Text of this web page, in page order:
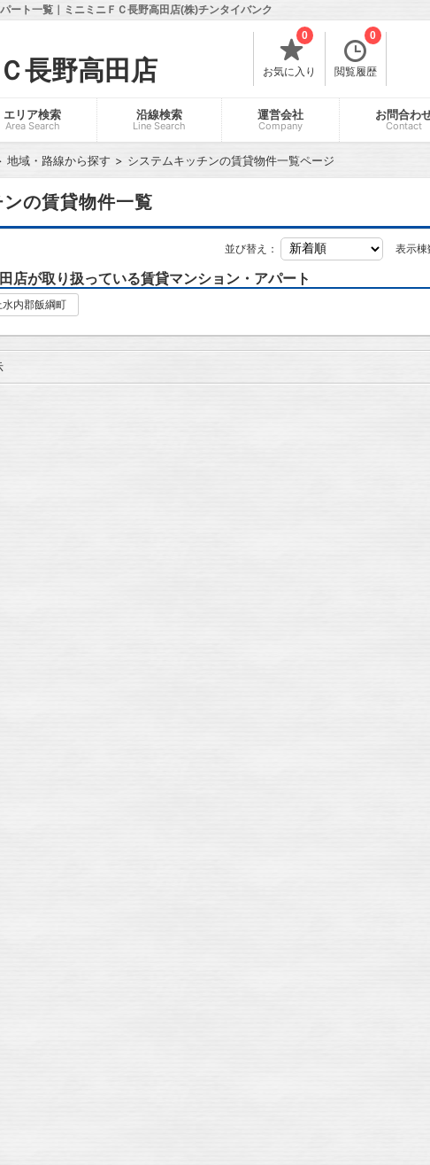
ート一覧｜ミニミニＦＣ長野高田店(株)チンタイバンク
長野高田店 お気に入り
0
閲覧履歴
0
エリア検索
Area Search
沿線検索
Line Search
運営会社
Company
お問合わ
Contact
地域・路線から探す システムキッチンの賃貸物件一覧ページ
の賃貸物件一覧
並び替え：
店が取り扱っている賃貸マンション・アパート
水内郡飯綱町
表示棟